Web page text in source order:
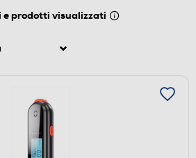
e prodotti visualizzati